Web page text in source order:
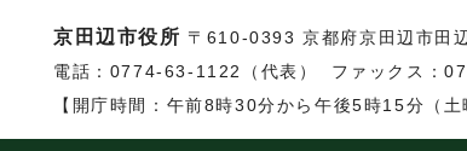
京田辺市役所 〒610-0393 京都府京田辺市田
電話： 0774-63-1122（代表）
ファックス：
【開庁時間：午前8時30分から午後5時15分（